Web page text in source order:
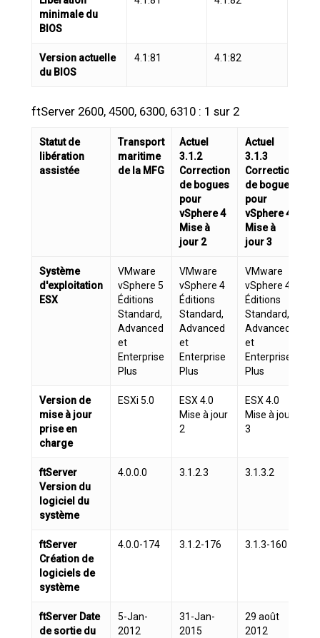
minimale du
BIOS
Version actuelle
du BIOS
4.1:81 4.1:82
ftServer 2600, 4500, 6300, 6310 : 1 sur 2
Statut de
libération
assistée
Transport
maritime
de la MFG
Actuel
3.1.2
Correction
de bogues
pour
vSphere 4
Mise à
jour 2
Actuel
3.1.3
Correction
de bogues
pour
vSphere 4
Mise à
jour 3
Système
d'exploitation
ESX
VMware
vSphere 5
Éditions
Standard,
Advanced
et
Enterprise
Plus
VMware
vSphere 4
Éditions
Standard,
Advanced
et
Enterprise
Plus
VMware
vSphere 4
Éditions
Standard,
Advanced
et
Enterprise
Plus
Version de
mise à jour
prise en
charge
ESXi 5.0
ESX 4.0
Mise à jour
2
ESX 4.0
Mise à jour
3
ftServer
Version du
logiciel du
système
4.0.0.0 3.1.2.3 3.1.3.2
ftServer
Création de
logiciels de
système
4.0.0-174 3.1.2-176 3.1.3-160
ftServer Date
de sortie du
5-Jan-
2012
31-Jan-
2015
29 août
2012